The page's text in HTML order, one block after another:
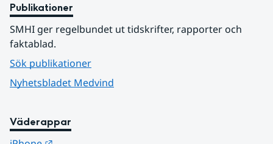
Publikationer
SMHI ger regelbundet ut tidskrifter, rapporter och
faktablad.
Sök publikationer
Nyhetsbladet Medvind
Väderappar